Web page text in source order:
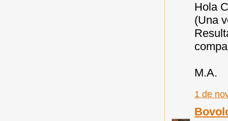
Hola
(Una
M.A.
1 de